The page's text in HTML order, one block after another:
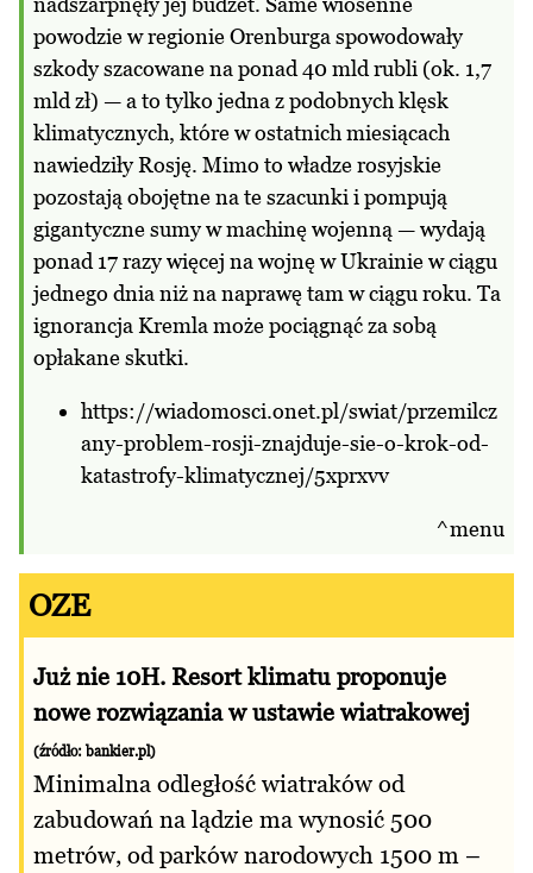
powodzie w regionie Orenburga spowodowały
szkody szacowane na ponad 40 mld rubli (ok. 1,7
mld zł) — a to tylko jedna z podobnych klęsk
klimatycznych, które w ostatnich miesiącach
nawiedziły Rosję. Mimo to władze rosyjskie
pozostają obojętne na te szacunki i pompują
gigantyczne sumy w machinę wojenną — wydają
ponad 17 razy więcej na wojnę w Ukrainie w ciągu
jednego dnia niż na naprawę tam w ciągu roku. Ta
ignorancja Kremla może pociągnąć za sobą
opłakane skutki.
https://wiadomosci.onet.pl/swiat/przemilcz
any-problem-rosji-znajduje-sie-o-krok-od-
katastrofy-klimatycznej/5xprxvv
^menu
OZE
Już nie 10H. Resort klimatu proponuje
nowe rozwiązania w ustawie wiatrakowej
(źródło: bankier.pl)
Minimalna odległość wiatraków od
zabudowań na lądzie ma wynosić 500
metrów, od parków narodowych 1500 m –